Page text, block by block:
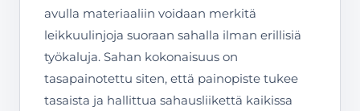
avulla materiaaliin voidaan merkitä
leikkuulinjoja suoraan sahalla ilman erillisiä
työkaluja. Sahan kokonaisuus on
tasapainotettu siten, että painopiste tukee
tasaista ja hallittua sahausliikettä kaikissa